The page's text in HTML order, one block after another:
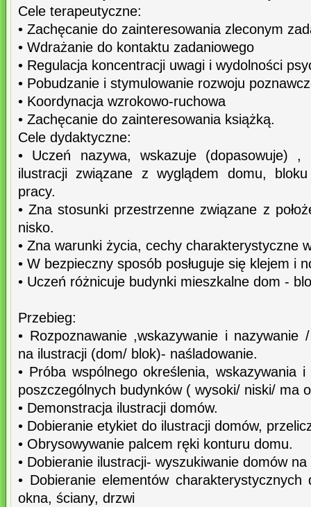
Cele terapeutyczne:
• Zachęcanie do zainteresowania zleconym
• Wdrażanie do kontaktu zadaniowego
• Regulacja koncentracji uwagi i wydolności
• Pobudzanie i stymulowanie rozwoju
• Koordynacja wzrokowo-ruchowa
• Zachęcanie do zainteresowania książką.
Cele dydaktyczne:
• Uczeń nazywa, wskazuje (dopasowuje) ,
ilustracji związane z wyglądem domu,
pracy.
• Zna stosunki przestrzenne związane z
nisko.
• Zna warunki życia, cechy charakterystyczne
• W bezpieczny sposób posługuje się klejem i
• Uczeń różnicuje budynki mieszkalne dom -
Przebieg:
• Rozpoznawanie ,wskazywanie i nazywanie
na ilustracji (dom/ blok)- naśladowanie.
• Próba wspólnego określenia, wskazywania
poszczególnych budynków ( wysoki/ niski/ ma
• Demonstracja ilustracji domów.
• Dobieranie etykiet do ilustracji domów,
• Obrysowywanie palcem ręki konturu domu.
• Dobieranie ilustracji- wyszukiwanie domów
• Dobieranie elementów
okna, ściany, drzwi